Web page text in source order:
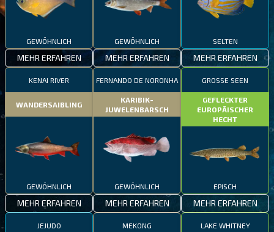
GEWÖHNLICH
MEHR ERFAHREN
GEWÖHNLICH
MEHR ERFAHREN
SELTEN
MEHR ERFAHREN
KENAI RIVER
WANDERSAIBLING
GEWÖHNLICH
MEHR ERFAHREN
FERNANDO DE NORONHA
KARIBIK-
JUWELENBARSCH
GEWÖHNLICH
MEHR ERFAHREN
GROSSE SEEN
GEFLECKTER
EUROPÄISCHER
HECHT
EPISCH
MEHR ERFAHREN
JEJUDO MEKONG LAKE WHITNEY